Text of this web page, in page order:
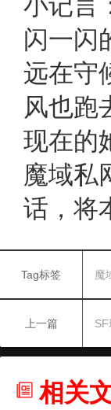
闪一闪
远在守
风也跑
现在的
魔域私
话，将
Tag标签 魔
上一篇
相关